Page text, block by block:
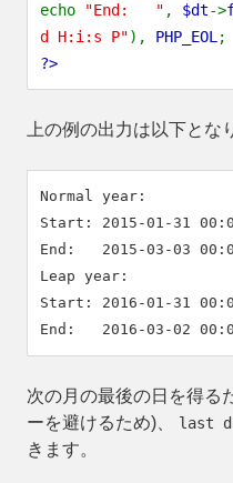
echo
"End: " , $dt->
d H:i:s P"), PHP_EOL ;
?>
上の例の出力は以下とな
Normal year:
Start: 2015-01-31
End:   2015-03-03
Leap year:
Start: 2016-01-31
次の月の最後の日を得る
ーを避けるため)、 last
きます。